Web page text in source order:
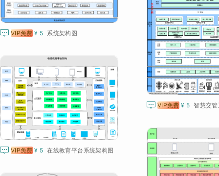
 VIP免费 ¥ 5 系统架构图
 VIP免费 ¥ 5 智慧交
 VIP免费 ¥ 5 在线教育平台系统架构图